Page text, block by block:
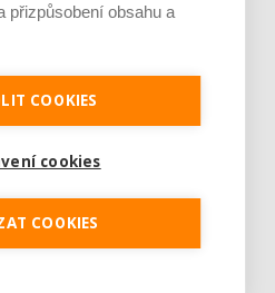
RUBRIKA: Z TRHU
přizpůsobení obsahu a
COOKIES
cookies
COOKIES